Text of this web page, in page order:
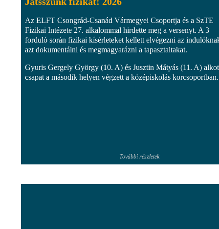
Az ELFT Csongrád-Csanád Vármegyei Csoportja és a SzTE
Fizikai Intézete 27. alkalommal hirdette meg a versenyt. A 3
forduló során fizikai kísérleteket kellett elvégezni az
azt dokumentálni és megmagyarázni a tapasztaltakat.
Gyuris Gergely György (10. A) és Jusztin Mátyás (11. A)
csapat a második helyen végzett a középiskolás korcsoportban.
További részletek